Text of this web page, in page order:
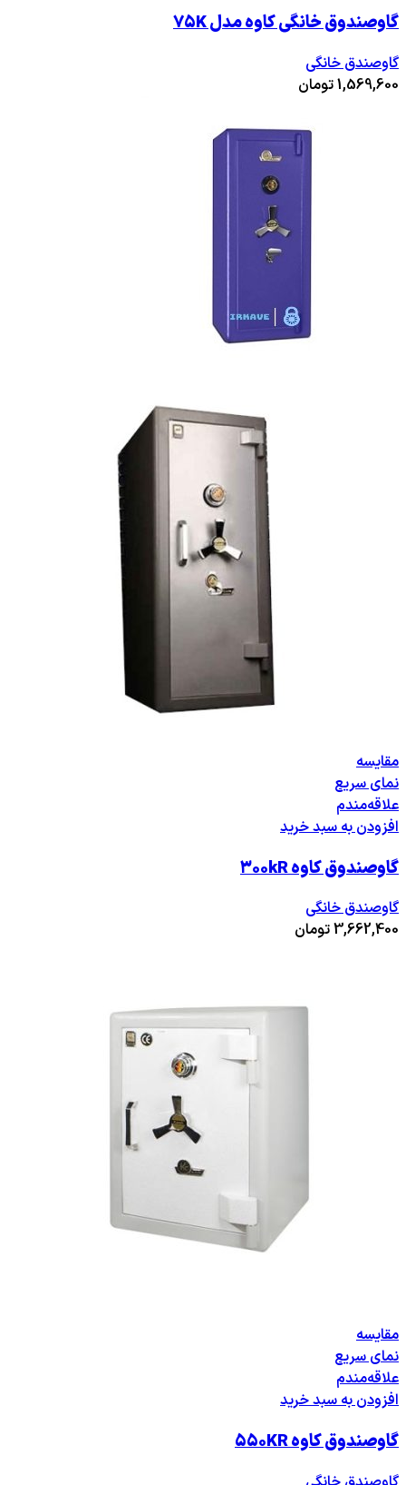
گاوصندوق خانگی کاوه مدل ۷۵K
گاوصندق خانگی
1,569,600تومان
مقایسه
نمای سریع
علاقه‌مندم
افزودن به سبد خرید
گاوصندوق کاوه ۳۰۰kR
گاوصندق خانگی
3,662,400تومان
مقایسه
نمای سریع
علاقه‌مندم
افزودن به سبد خرید
گاوصندوق کاوه ۵۵۰KR